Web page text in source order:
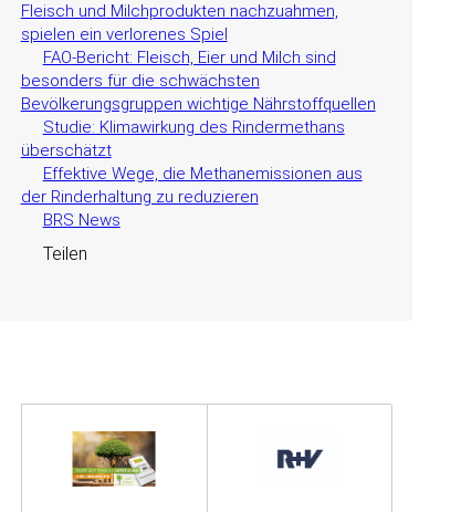
Fleisch und Milchprodukten nachzuahmen,
spielen ein verlorenes Spiel
FAO-Bericht: Fleisch, Eier und Milch sind
besonders für die schwächsten
Bevölkerungsgruppen wichtige Nährstoffquellen
Studie: Klimawirkung des Rindermethans
überschätzt
Effektive Wege, die Methanemissionen aus
der Rinderhaltung zu reduzieren
BRS News
Teilen